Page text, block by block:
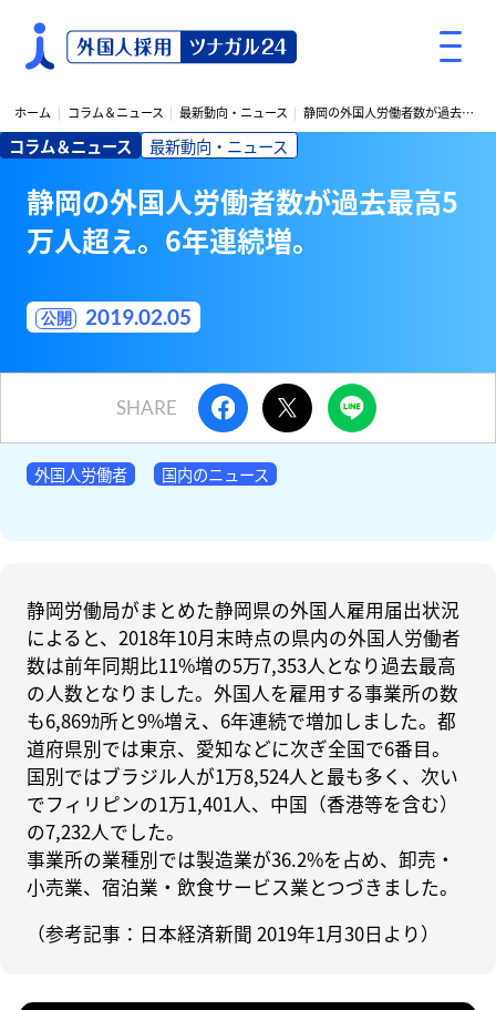
o
ホーム コラム＆ニュース 最新動向・ニュース 静岡の外国人労働者数が過去最高5万人超え。6年連続増。
コラム＆ニュース 最新動向・ニュース
静岡の外国人労働者数が過去最高5
万人超え。6年連続増。
2019.02.05
SHARE
外国人労働者 国内のニュース
静岡労働局がまとめた静岡県の外国人雇用届出状況
によると、2018年10月末時点の県内の外国人労働者
数は前年同期比11%増の5万7,353人となり過去最高
の人数となりました。外国人を雇用する事業所の数
も6,869ｶ所と9%増え、6年連続で増加しました。都
道府県別では東京、愛知などに次ぎ全国で6番目。
国別ではブラジル人が1万8,524人と最も多く、次い
でフィリピンの1万1,401人、中国（香港等を含む）
の7,232人でした。
事業所の業種別では製造業が36.2%を占め、卸売・
小売業、宿泊業・飲食サービス業とつづきました。
（参考記事：日本経済新聞 2019年1月30日より）